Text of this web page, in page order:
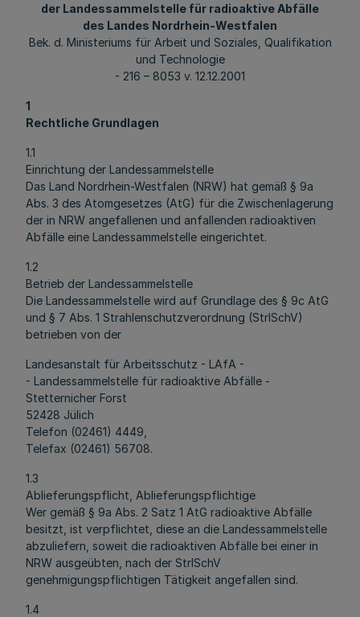
der Landessammelstelle für radioaktive Abfälle
des Landes Nordrhein-Westfalen
Bek. d. Ministeriums für Arbeit und Soziales, Qualifikation
und Technologie
- 216 – 8053 v. 12.12.2001
1
Rechtliche Grundlagen
1.1
Einrichtung der Landessammelstelle
Das Land Nordrhein-Westfalen (NRW) hat gemäß § 9a
Abs. 3 des Atomgesetzes (AtG) für die Zwischenlagerung
der in NRW angefallenen und anfallenden radioaktiven
Abfälle eine Landessammelstelle eingerichtet.
1.2
Betrieb der Landessammelstelle
Die Landessammelstelle wird auf Grundlage des § 9c AtG
und § 7 Abs. 1 Strahlenschutzverordnung (StrlSchV)
betrieben von der
Landesanstalt für Arbeitsschutz - LAfA -
- Landessammelstelle für radioaktive Abfälle -
Stetternicher Forst
52428 Jülich
Telefon (02461) 4449,
Telefax (02461) 56708.
1.3
Ablieferungspflicht, Ablieferungspflichtige
Wer gemäß § 9a Abs. 2 Satz 1 AtG radioaktive Abfälle
besitzt, ist verpflichtet, diese an die Landessammelstelle
abzuliefern, soweit die radioaktiven Abfälle bei einer in
NRW ausgeübten, nach der StrlSchV
genehmigungspflichtigen Tätigkeit angefallen sind.
1.4